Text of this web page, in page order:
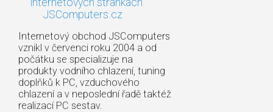
JSComputers.cz
Internetový obchod JSComputers
vznikl v červenci roku 2004 a od
počátku se specializuje na
produkty vodního chlazení, tuning
doplňků k PC, vzduchového
chlazení a v neposlední řadě taktéž
realizací PC sestav.